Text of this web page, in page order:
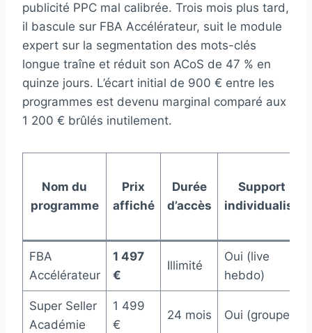
publicité PPC mal calibrée. Trois mois plus tard,
il bascule sur FBA Accélérateur, suit le module
expert sur la segmentation des mots-clés
longue traîne et réduit son ACoS de 47 % en
quinze jours. L’écart initial de 900 € entre les
programmes est devenu marginal comparé aux
1 200 € brûlés inutilement.
Nom du
programme
Prix
affiché
Durée
d’accès
Support
individualisé
FBA
Accélérateur
1 497
€
Illimité
Oui (live
hebdo)
Super Seller
Académie
1 499
€
24 mois Oui (groupe)